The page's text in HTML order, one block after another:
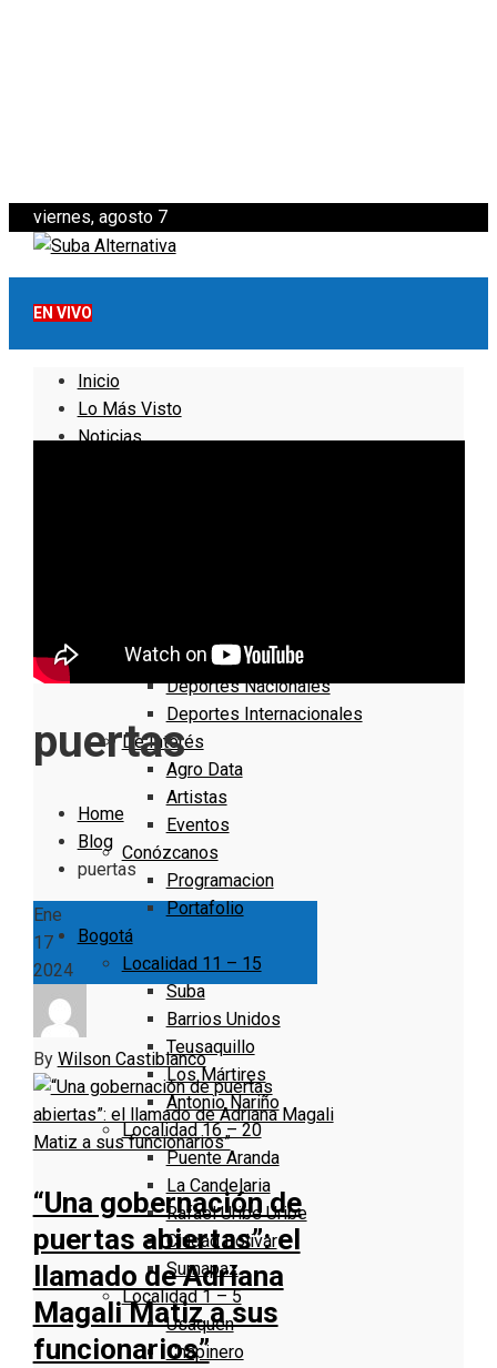
viernes, agosto 7
EN VIVO
Inicio
Lo Más Visto
Noticias
Deportes Locales
Deportes Nacionales
Deportes Internacionales
De Interés
Agro Data
Artistas
Eventos
Conózcanos
Programacion
Portafolio
Bogotá
Localidad 11 – 15
Suba
Barrios Unidos
Teusaquillo
Los Mártires
Antonio Nariño
Localidad 16 – 20
Puente Aranda
La Candelaria
Rafael Uribe Uribe
Ciudad Bolivar
Sumapaz
Localidad 1 – 5
Usaquen
Chapinero
puertas
Home
Blog
puertas
Ene
17
2024
By Wilson Castiblanco
“Una gobernación de
puertas abiertas”: el
llamado de Adriana
Magali Matiz a sus
funcionarios”